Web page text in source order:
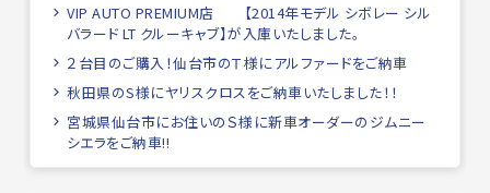
VIP AUTO PREMIUM店 【2014年モデル シボレー シル
バラード LT クルーキャブ】が入庫いたしました。
２台目のご購入！仙台市のＴ様にアルファードをご納車
秋田県のS様にヤリスクロスをご納車いたしました！！
宮城県仙台市にお住いのＳ様に新車オーダーのジムニー
シエラをご納車!!